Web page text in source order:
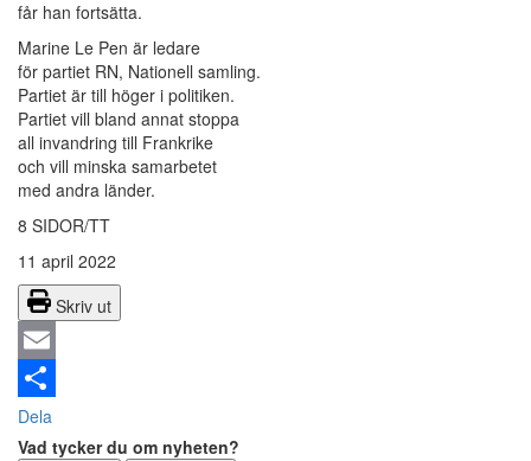
får han fortsätta.
Marine Le Pen är ledare
för partiet RN, Nationell samling.
Partiet är till höger i politiken.
Partiet vill bland annat stoppa
all invandring till Frankrike
och vill minska samarbetet
med andra länder.
8 SIDOR/TT
11 april 2022
Skriv ut
Email
Dela
Vad tycker du om nyheten?